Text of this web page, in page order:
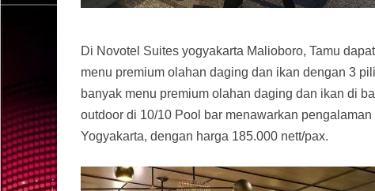
Di Novotel Suites yogyakarta Malioboro, Tamu
menu premium olahan daging dan ikan dengan 3
banyak menu premium olahan daging dan ikan di
outdoor di 10/10 Pool bar menawarkan
Yogyakarta, dengan harga 185.000 nett/pax.